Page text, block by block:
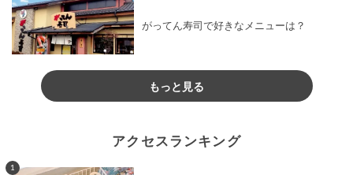
がってん寿司で好きなメニューは？
もっと見る
アクセスランキング
1